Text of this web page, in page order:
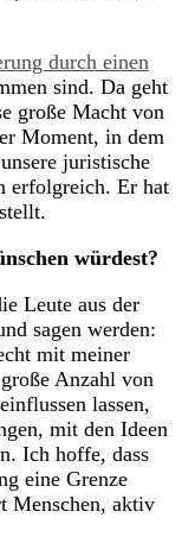
durch einen
sind. Da geht
große Macht von
Moment, in dem
juristische
erfolgreich. Er hat
würdest?
Leute aus der
sagen werden:
mit meiner
Anzahl von
lassen,
mit den Ideen
Ich hoffe, dass
eine Grenze
Menschen, aktiv